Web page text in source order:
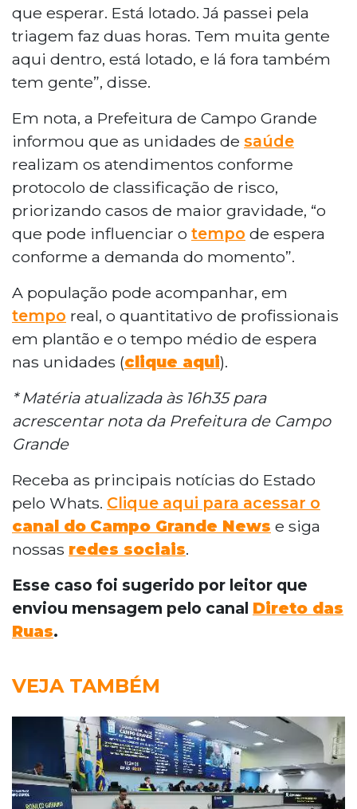
que esperar. Está lotado. Já passei pela
triagem faz duas horas. Tem muita gente
aqui dentro, está lotado, e lá fora também
tem gente”, disse.
Em nota, a Prefeitura de Campo Grande
informou que as unidades de saúde
realizam os atendimentos conforme
protocolo de classificação de risco,
priorizando casos de maior gravidade, “o
que pode influenciar o tempo de espera
conforme a demanda do momento”.
A população pode acompanhar, em
tempo real, o quantitativo de profissionais
em plantão e o tempo médio de espera
nas unidades (clique aqui).
* Matéria atualizada às 16h35 para
acrescentar nota da Prefeitura de Campo
Grande
Receba as principais notícias do Estado
pelo Whats. Clique aqui para acessar o
canal do Campo Grande News e siga
nossas redes sociais.
Esse caso foi sugerido por leitor que
enviou mensagem pelo canal Direto das
Ruas.
VEJA TAMBÉM